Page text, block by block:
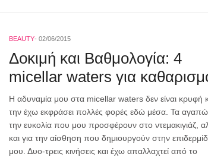
BEAUTY 02/06/2015
Δοκιμή και Βαθμολογία: 4
micellar waters για
Η αδυναμία μου στα micellar waters δεν είναι κρυφή
την έχω εκφράσει πολλές φορές εδώ μέσα. Τα αγαπώ
την ευκολία που μου προσφέρουν στο ντεμακιγιάζ,
και για την αίσθηση που δημιουργούν στην
μου. Δυο-τρεις κινήσεις και έχω απαλλαχτεί από το